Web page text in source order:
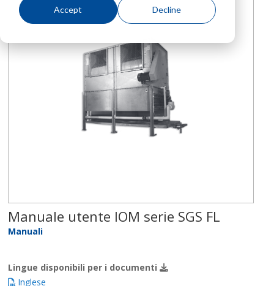
Accept Decline
Manuale utente IOM serie SGS FL
Manuali
Lingue disponibili per i documenti
Inglese